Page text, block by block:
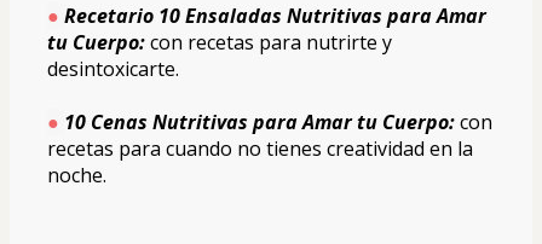
● Recetario 10 Ensaladas Nutritivas para Amar
tu Cuerpo:con recetas para nutrirte y
desintoxicarte.
● 10 Cenas Nutritivas para Amar tu Cuerpo: con
recetas para cuando no tienes creatividad en la
noche.